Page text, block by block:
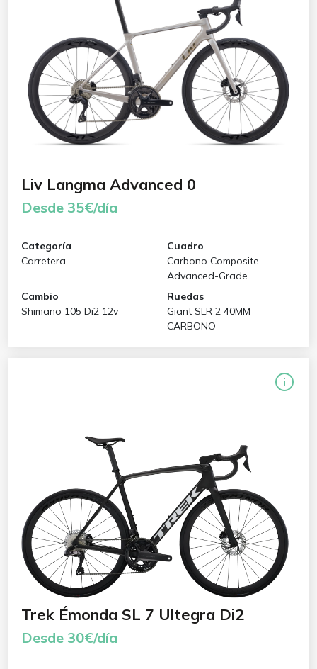
Liv Langma Advanced 0
Desde 35€/día
Categoría
Carretera
Cuadro
Carbono Composite
Advanced-Grade
Cambio
Shimano 105 Di2 12v
Ruedas
Giant SLR 2 40MM
CARBONO
Trek Émonda SL 7 Ultegra Di2
Desde 30€/día